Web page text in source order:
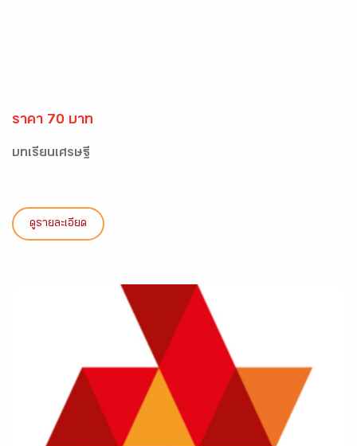
ราคา 70 บาท
บทเรียนเศรษฐี
ดูรายละเอียด